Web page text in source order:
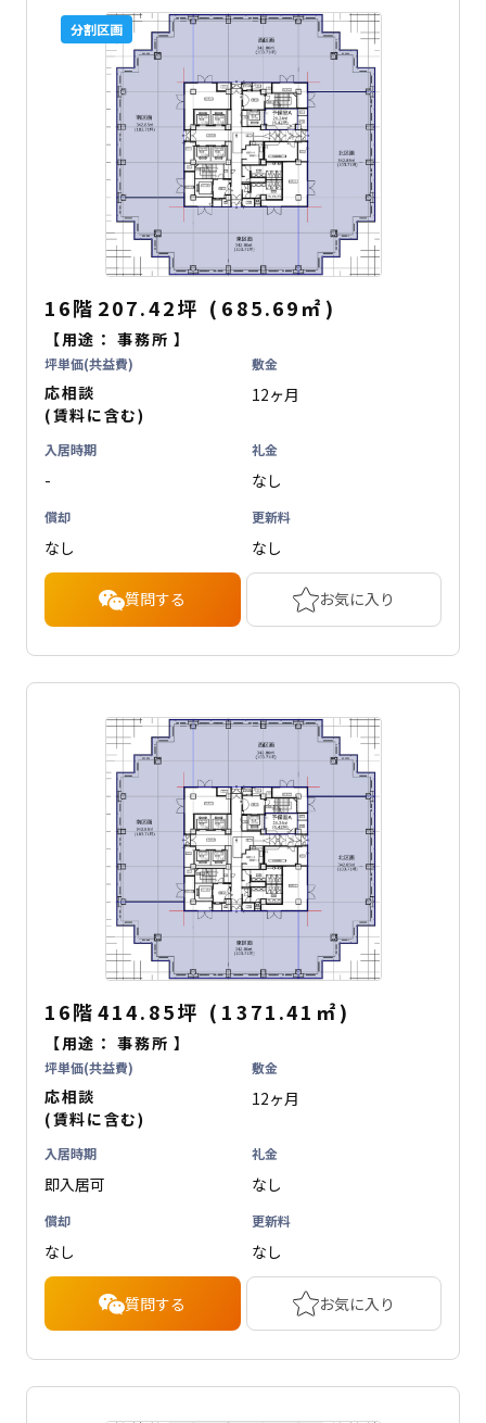
分割区画
16階 207.42坪 ( 685.69㎡ )
【用途：事務所 】
坪単価(共益費)
応相談
(賃料に含む)
敷金
12ヶ月
入居時期
-
礼金
なし
償却
なし
更新料
なし
質問する お気に入り
16階414.85坪 ( 1371.41 ㎡)
【用途：事務所 】
坪単価(共益費)
応相談
(賃料に含む)
敷金
12ヶ月
入居時期
即入居可
礼金
なし
償却
なし
更新料
なし
質問する お気に入り